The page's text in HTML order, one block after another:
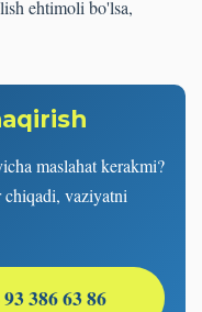
ehtimoli bo'lsa,
maslahat kerakmi?
chiqadi, vaziyatni
386 63 86